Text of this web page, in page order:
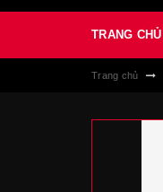
TRANG CHỦ
Trang chủ